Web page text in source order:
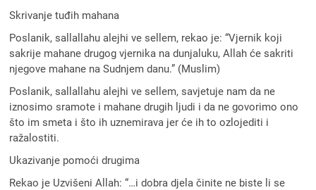
Skrivanje tuđih mahana
Poslanik, sallallahu alejhi ve sellem, rekao je: “Vjernik koji
sakrije mahane drugog vjernika na dunjaluku, Allah će sakriti
njegove mahane na Sudnjem danu.” (Muslim)
Poslanik, sallallahu alejhi ve sellem, savjetuje nam da ne
iznosimo sramote i mahane drugih ljudi i da ne govorimo ono
što im smeta i što ih uznemirava jer će ih to ozlojediti i
ražalostiti.
Ukazivanje pomoći drugima
Rekao je Uzvišeni Allah: “…i dobra djela činite ne biste li se